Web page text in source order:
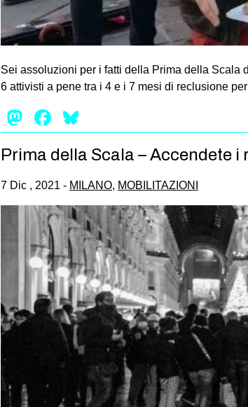
Sei assoluzioni per i fatti della Prima della Scala
6 attivisti a pene tra i 4 e i 7 mesi di reclusione
Mastodon
Facebook
Prima della Scala – Accendete
7 Dic , 2021 - MILANO, MOBILITAZIONI